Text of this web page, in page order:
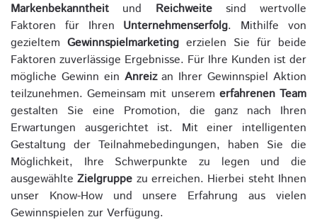
Markenbekanntheit und Reichweitesind wertvolle
Faktoren für Ihren Unternehmenserfolg. Mithilfe von
gezieltem Gewinnspielmarketing erzielen Sie für beide
Faktoren zuverlässige Ergebnisse. Für Ihre Kunden ist der
mögliche Gewinn ein Anreizan Ihrer Gewinnspiel Aktion
teilzunehmen. Gemeinsam mit unserem erfahrenen Team
gestalten Sie eine Promotion, die ganz nach Ihren
Erwartungen ausgerichtet ist. Mit einer intelligenten
Gestaltung der Teilnahmebedingungen, haben Sie die
Möglichkeit, Ihre Schwerpunkte zu legen und die
ausgewählteZielgruppe zu erreichen. Hierbei steht Ihnen
unser Know-How und unsere Erfahrung aus vielen
Gewinnspielen zur Verfügung.